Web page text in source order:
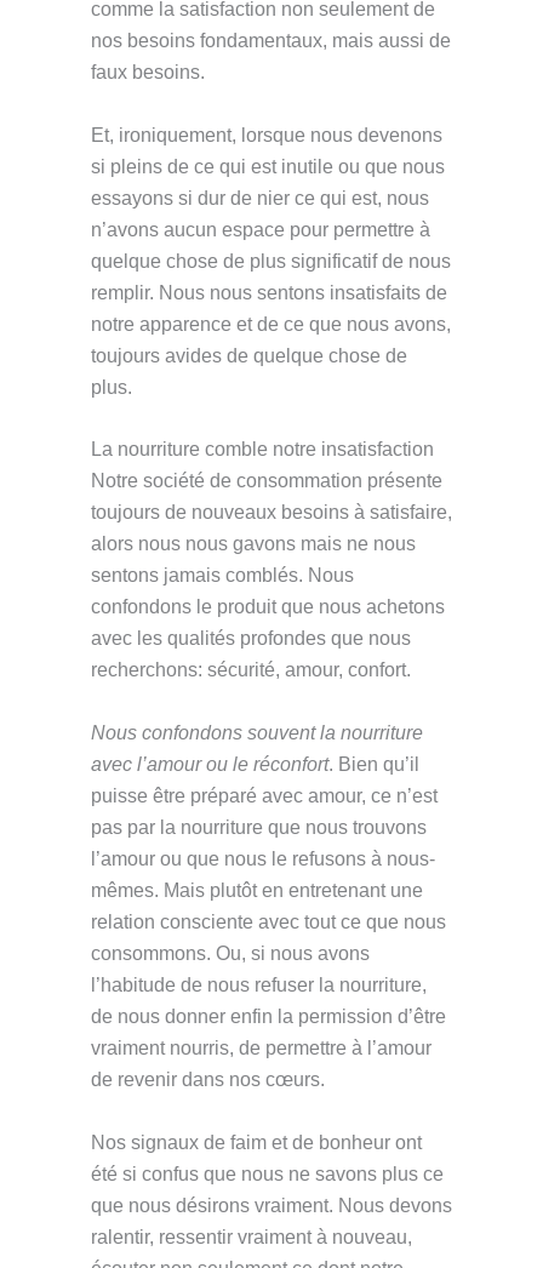
comme la satisfaction non seulement de
nos besoins fondamentaux, mais aussi de
faux besoins.
Et, ironiquement, lorsque nous devenons
si pleins de ce qui est inutile ou que nous
essayons si dur de nier ce qui est, nous
n’avons aucun espace pour permettre à
quelque chose de plus significatif de nous
remplir. Nous nous sentons insatisfaits de
notre apparence et de ce que nous avons,
toujours avides de quelque chose de
plus.
La nourriture comble notre insatisfaction
Notre société de consommation présente
toujours de nouveaux besoins à satisfaire,
alors nous nous gavons mais ne nous
sentons jamais comblés. Nous
confondons le produit que nous achetons
avec les qualités profondes que nous
recherchons: sécurité, amour, confort.
Nous confondons souvent la nourriture
avec l’amour ou le réconfort. Bien qu’il
puisse être préparé avec amour, ce n’est
pas par la nourriture que nous trouvons
l’amour ou que nous le refusons à nous-
mêmes. Mais plutôt en entretenant une
relation consciente avec tout ce que nous
consommons. Ou, si nous avons
l’habitude de nous refuser la nourriture,
de nous donner enfin la permission d’être
vraiment nourris, de permettre à l’amour
de revenir dans nos cœurs.
Nos signaux de faim et de bonheur ont
été si confus que nous ne savons plus ce
que nous désirons vraiment. Nous devons
ralentir, ressentir vraiment à nouveau,